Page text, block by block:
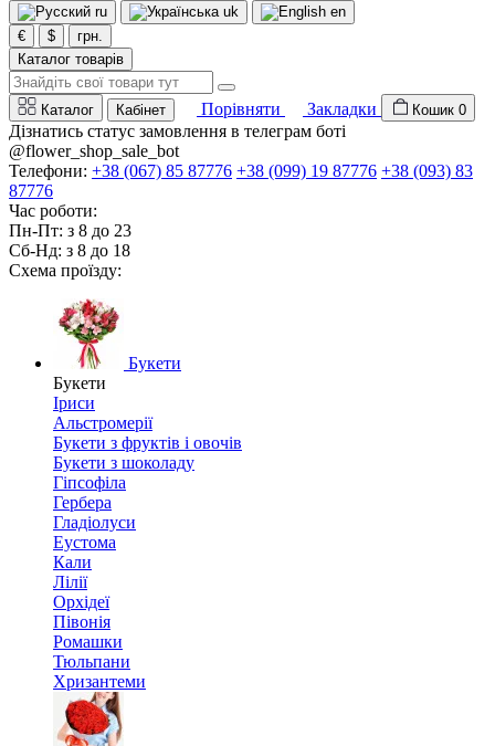
ru uk
en
€
$
грн.
Каталог товарів
Каталог Кабінет Порівняти Закладки Кошик 0
Дізнатись статус замовлення в телеграм боті
@flower_shop_sale_bot
Телефони: +38 (067) 85 87776 +38 (099) 19 87776 +38 (093) 83
87776
Час роботи:
Пн-Пт: з 8 до 23
Сб-Нд: з 8 до 18
Схема проїзду:
Букети
Букети
Іриси
Альстромерії
Букети з фруктів і овочів
Букети з шоколаду
Гіпсофіла
Гербера
Гладіолуси
Еустома
Кали
Лілії
Орхідеї
Півонія
Ромашки
Тюльпани
Хризантеми